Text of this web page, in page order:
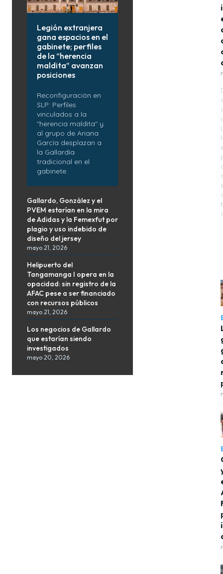
Legión extranjera
gana espacios en el
gabinete; perfiles
de la “herencia
maldita” avanzan
posiciones
Reconfiguración en
SLP: Perfiles
vinculados a la
"herencia maldita" y
al grupo de Ariana
García desplazan a
la Gallardía
tradicional en el
gabinete.
Gallardo, González y el
PVEM estarían en la mira
de Adidas y la Femexfut por
plagio y uso indebido de
diseño del jersey
mayo 21, 2026
Helipuerto del
Tangamanga I opera en la
opacidad: sin registro de la
AFAC pese a ser financiado
con recursos públicos
mayo 21, 2026
Los negocios de Gallardo
que estarían siendo
investigados
mayo 20, 2026